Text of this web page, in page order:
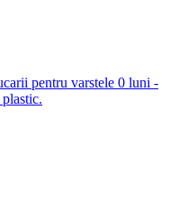
pentru varstele 0 luni -